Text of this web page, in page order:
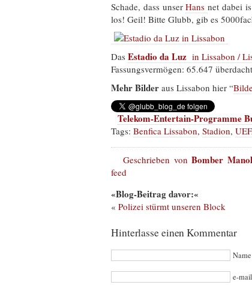
Schade, dass unserHansnet dabei
los! Geil! Bitte Glubb, gib es
Das Estadio da Luz in Lissabon /
Fassungsvermögen: 65.647
Mehr Bilder aus Lissabon hier “
Telekom-Entertain-Programme
Tags: Benfica Lissabon, Stadion,
Geschrieben vonBomber
feed
«Blog-Beitrag davor:«
« Polizei stürmt unseren Block
Hinterlasse einen Kommentar
e-